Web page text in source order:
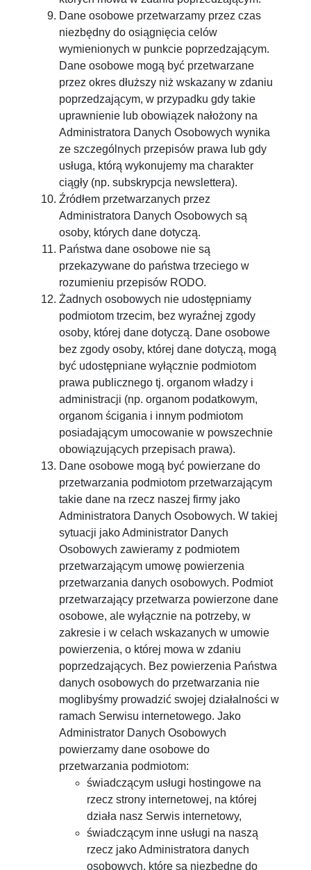
Dane osobowe przetwarzamy przez czas
niezbędny do osiągnięcia celów
wymienionych w punkcie poprzedzającym.
Dane osobowe mogą być przetwarzane
przez okres dłuższy niż wskazany w zdaniu
poprzedzającym, w przypadku gdy takie
uprawnienie lub obowiązek nałożony na
Administratora Danych Osobowych wynika
ze szczególnych przepisów prawa lub gdy
usługa, którą wykonujemy ma charakter
ciągły (np. subskrypcja newslettera).
Źródłem przetwarzanych przez
Administratora Danych Osobowych są
osoby, których dane dotyczą.
Państwa dane osobowe nie są
przekazywane do państwa trzeciego w
rozumieniu przepisów RODO.
Żadnych osobowych nie udostępniamy
podmiotom trzecim, bez wyraźnej zgody
osoby, której dane dotyczą. Dane osobowe
bez zgody osoby, której dane dotyczą, mogą
być udostępniane wyłącznie podmiotom
prawa publicznego tj. organom władzy i
administracji (np. organom podatkowym,
organom ścigania i innym podmiotom
posiadającym umocowanie w powszechnie
obowiązujących przepisach prawa).
Dane osobowe mogą być powierzane do
przetwarzania podmiotom przetwarzającym
takie dane na rzecz naszej firmy jako
Administratora Danych Osobowych. W takiej
sytuacji jako Administrator Danych
Osobowych zawieramy z podmiotem
przetwarzającym umowę powierzenia
przetwarzania danych osobowych. Podmiot
przetwarzający przetwarza powierzone dane
osobowe, ale wyłącznie na potrzeby, w
zakresie i w celach wskazanych w umowie
powierzenia, o której mowa w zdaniu
poprzedzających. Bez powierzenia Państwa
danych osobowych do przetwarzania nie
moglibyśmy prowadzić swojej działalności w
ramach Serwisu internetowego. Jako
Administrator Danych Osobowych
powierzamy dane osobowe do
przetwarzania podmiotom:
świadczącym usługi hostingowe na
rzecz strony internetowej, na której
działa nasz Serwis internetowy,
świadczącym inne usługi na naszą
rzecz jako Administratora danych
osobowych, które są niezbędne do